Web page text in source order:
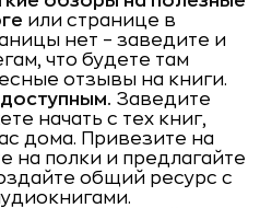
или странице в
нет – заведите и
что будете там
отзывы на книги.
Заведите
начать с тех книг,
дома. Привезите на
на полки и предлагайте
общий ресурс с